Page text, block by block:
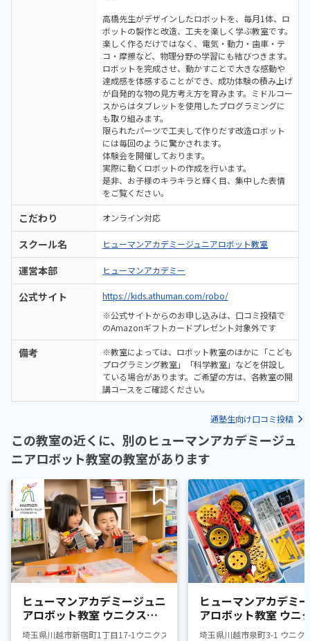
高橋先生がデザインしたロボットを、毎月1体、ロ
ボットの製作と改造、工夫を楽しく学ぶ教室です。
楽しく作るだけではなく、電気・動力・歯車・テ
コ・摩擦など、物理分野の学習にも結びつきます。
ロボットを完成させ、動かすことで大きな感動や
達成感を体感することができ、成功体験の積み上げ
が自発的な物の見方考え方を育みます。ミドルコー
スからはタブレットを使用したプログラミングに
も取り組みます。
限られたパーツで工夫して作りだす改造ロボット
には毎回のように驚かされます。
体験会を開催しております。
実際に動くロボットの作成を行います。
是非、お子様のキラキラと輝く目、集中した表情
をご覧ください。
こだわり オンライン対応
スクール名 ヒューマンアカデミージュニアロボット教室
運営本部 ヒューマンアカデミー
公式サイト
https://kids.athuman.com/robo/
※公式サイトからのお申し込みは、口コミ投稿で
のAmazonギフトカードプレゼント対象外です
備考
※教室によっては、ロボット教室のほかに「こども
プログラミング教室」「科学教室」などを併設し
ている場合があります。ご希望の方は、各教室の開
講コースをご確認ください。
通塾生向け口コミ投稿
この教室の近くに、別のヒューマンアカデミージュ
ニアロボット教室の教室があります
ヒューマンアカデミージュニ
アロボット教室 ウニクス川
越
埼玉県川越市新宿町1丁目17-1ウニクス川越
ヒューマンアカデミ
アロボット教室 ウニ
古谷
埼玉県川越市泉町3-1 ウニク